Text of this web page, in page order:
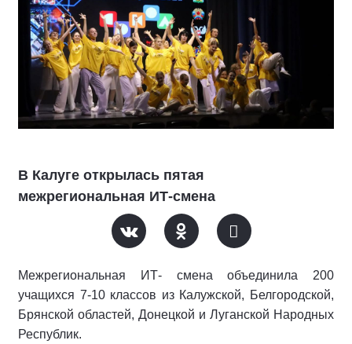
В Калуге открылась пятая
межрегиональная ИТ-смена
Межрегиональная ИТ- смена объединила 200
учащихся 7-10 классов из Калужской, Белгородской,
Брянской областей, Донецкой и Луганской Народных
Республик.